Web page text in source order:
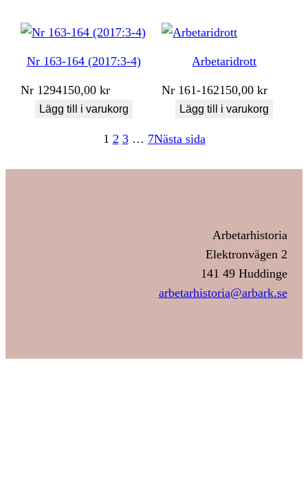
Nr 163-164 (2017:3-4)
Nr 1294150,00kr
Lägg till i varukorg
Arbetaridrott
Nr 161-162150,00kr
Lägg till i varukorg
1 2 3 … 7Nästa sida
Arbetarhistoria
Elektronvägen 2
141 49 Huddinge
arbetarhistoria@arbark.se